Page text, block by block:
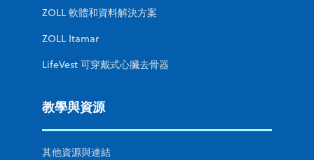
ZOLL 軟體和資料解決方案
ZOLL Itamar
LifeVest 可穿戴式心臟去骨器
教學與資源
其他資源與連結